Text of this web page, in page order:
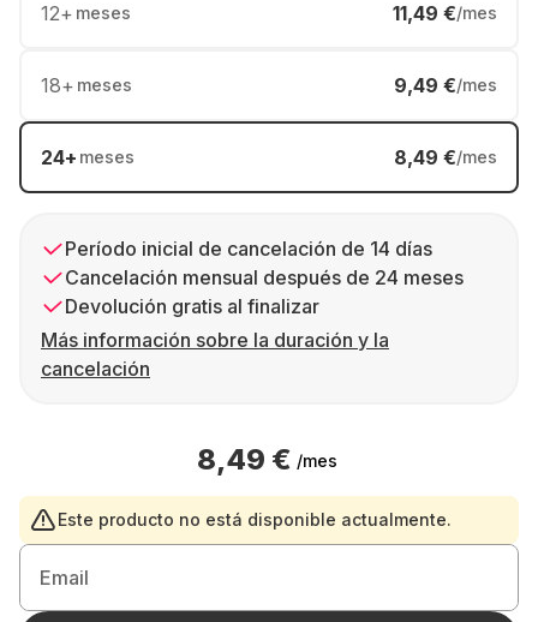
12+ meses 11,49 €/mes
18+ meses 9,49 €/mes
24+ meses 8,49 €/mes
Período inicial de cancelación de 14 días
Cancelación mensual después de 24 meses
Devolución gratis al finalizar
Más información sobre la duración y la
cancelación
8,49 € /mes
Este producto no está disponible actualmente.
Email